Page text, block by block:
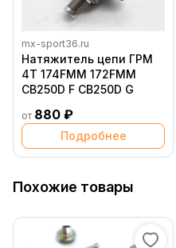
mx-sport36.ru
Натяжитель цепи ГРМ
4Т 174FMM 172FMM
CB250D F CB250D G
от 880 ₽
Подробнее
Похожие товары